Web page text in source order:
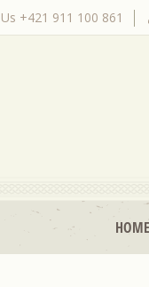
+421 911 100 861
HOME